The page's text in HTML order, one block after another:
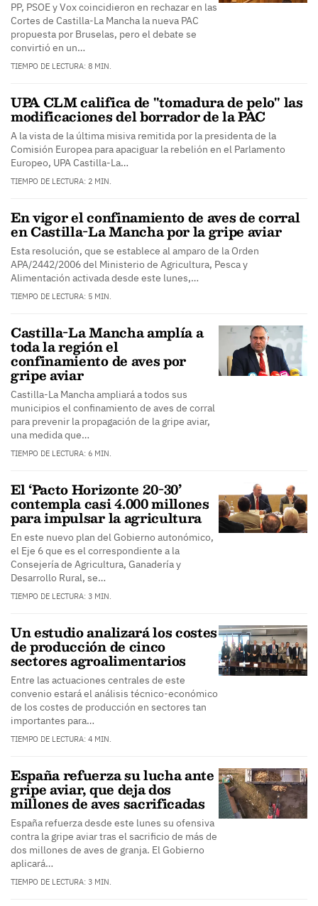
PP, PSOE y Vox coincidieron en rechazar en las
Cortes de Castilla-La Mancha la nueva PAC
propuesta por Bruselas, pero el debate se
convirtió en un…
TIEMPO DE LECTURA: 8 MIN.
UPA CLM califica de "tomadura de pelo" las
modificaciones del borrador de la PAC
A la vista de la última misiva remitida por la presidenta de la
Comisión Europea para apaciguar la rebelión en el Parlamento
Europeo, UPA Castilla-La…
TIEMPO DE LECTURA: 2 MIN.
En vigor el confinamiento de aves de corral
en Castilla-La Mancha por la gripe aviar
Esta resolución, que se establece al amparo de la Orden
APA/2442/2006 del Ministerio de Agricultura, Pesca y
Alimentación activada desde este lunes,…
TIEMPO DE LECTURA: 5 MIN.
Castilla-La Mancha amplía a
toda la región el
confinamiento de aves por
gripe aviar
Castilla-La Mancha ampliará a todos sus
municipios el confinamiento de aves de corral
para prevenir la propagación de la gripe aviar,
una medida que…
TIEMPO DE LECTURA: 6 MIN.
El ‘Pacto Horizonte 20-30’
contempla casi 4.000 millones
para impulsar la agricultura
En este nuevo plan del Gobierno autonómico,
el Eje 6 que es el correspondiente a la
Consejería de Agricultura, Ganadería y
Desarrollo Rural, se…
TIEMPO DE LECTURA: 3 MIN.
Un estudio analizará los costes
de producción de cinco
sectores agroalimentarios
Entre las actuaciones centrales de este
convenio estará el análisis técnico-económico
de los costes de producción en sectores tan
importantes para…
TIEMPO DE LECTURA: 4 MIN.
España refuerza su lucha ante
gripe aviar, que deja dos
millones de aves sacrificadas
España refuerza desde este lunes su ofensiva
contra la gripe aviar tras el sacrificio de más de
dos millones de aves de granja. El Gobierno
aplicará…
TIEMPO DE LECTURA: 3 MIN.